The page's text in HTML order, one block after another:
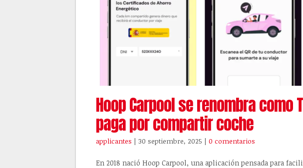
Hoop Carpool se renombra como
paga por compartir coche
applicantes | 30 septiembre, 2025 | 0 comentarios
En 2018 nació Hoop Carpool, una aplicación pensada para